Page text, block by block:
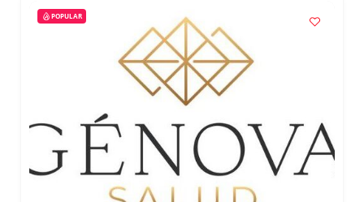
POPULAR